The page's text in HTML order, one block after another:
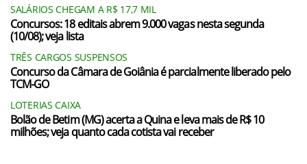
SALÁRIOS CHEGAM A R$ 17,7 MIL
Concursos: 18 editais abrem 9.000 vagas nesta segunda
(10/08); veja lista
TRÊS CARGOS SUSPENSOS
Concurso da Câmara de Goiânia é parcialmente liberado pelo
TCM-GO
LOTERIAS CAIXA
Bolão de Betim (MG) acerta a Quina e leva mais de R$ 10
milhões; veja quanto cada cotista vai receber